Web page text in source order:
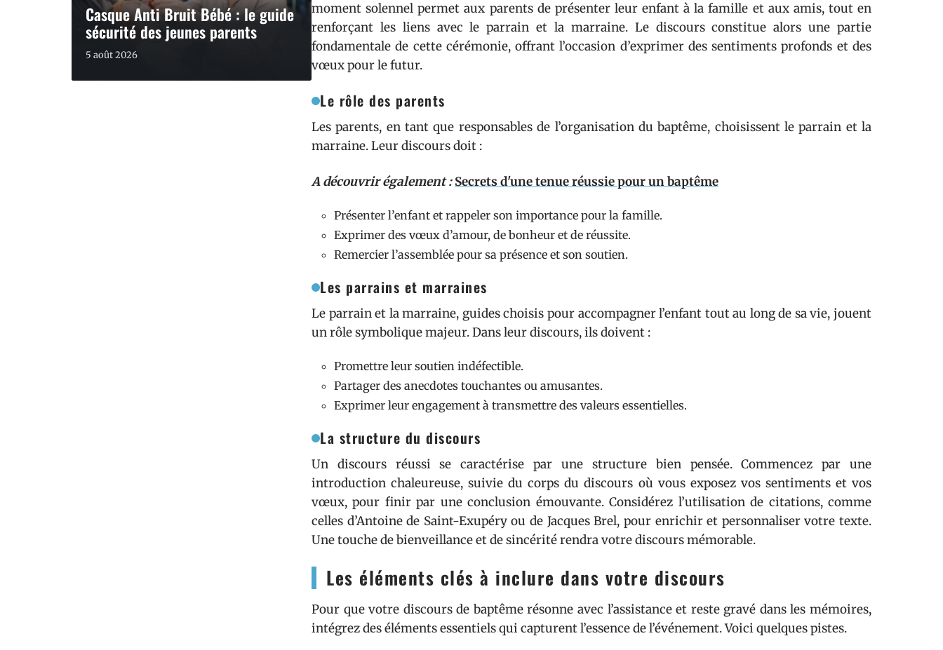
Casque Anti Bruit Bébé : le guide
sécurité des jeunes parents
5 août 2026
moment solennel permet aux parents de présenter leur enfant à la famille et aux amis, tout en
renforçant les liens avec le parrain et la marraine. Le discours constitue alors une partie
fondamentale de cette cérémonie, offrant l’occasion d’exprimer des sentiments profonds et des
vœux pour le futur.
Le rôle des parents
Les parents, en tant que responsables de l’organisation du baptême, choisissent le parrain et la
marraine. Leur discours doit :
A découvrir également : Secrets d'une tenue réussie pour un baptême
Présenter l’enfant et rappeler son importance pour la famille.
Exprimer des vœux d’amour, de bonheur et de réussite.
Remercier l’assemblée pour sa présence et son soutien.
Les parrains et marraines
Le parrain et la marraine, guides choisis pour accompagner l’enfant tout au long de sa vie, jouent
un rôle symbolique majeur. Dans leur discours, ils doivent :
Promettre leur soutien indéfectible.
Partager des anecdotes touchantes ou amusantes.
Exprimer leur engagement à transmettre des valeurs essentielles.
La structure du discours
Un discours réussi se caractérise par une structure bien pensée. Commencez par une
introduction chaleureuse, suivie du corps du discours où vous exposez vos sentiments et vos
vœux, pour finir par une conclusion émouvante. Considérez l’utilisation de citations, comme
celles d’Antoine de Saint-Exupéry ou de Jacques Brel, pour enrichir et personnaliser votre texte.
Une touche de bienveillance et de sincérité rendra votre discours mémorable.
Les éléments clés à inclure dans votre discours
Pour que votre discours de baptême résonne avec l’assistance et reste gravé dans les mémoires,
intégrez des éléments essentiels qui capturent l’essence de l’événement. Voici quelques pistes.